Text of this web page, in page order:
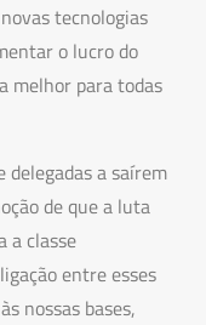
tecnologias
o lucro do
melhor para todas
delegadas a saírem
de que a luta
a classe
entre esses
nossas bases,